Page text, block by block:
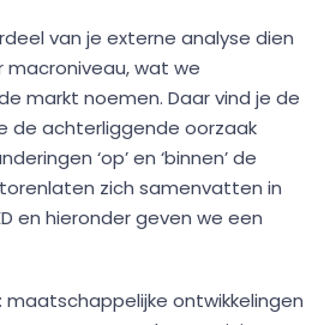
van je externe analyse dien
wat we
markt noemen. Daar vind je de
de achterliggende oorzaak
‘op’ en ‘binnen’ de
zich samenvatten in
en hieronder geven we een
: maatschappelijke ontwikkelingen